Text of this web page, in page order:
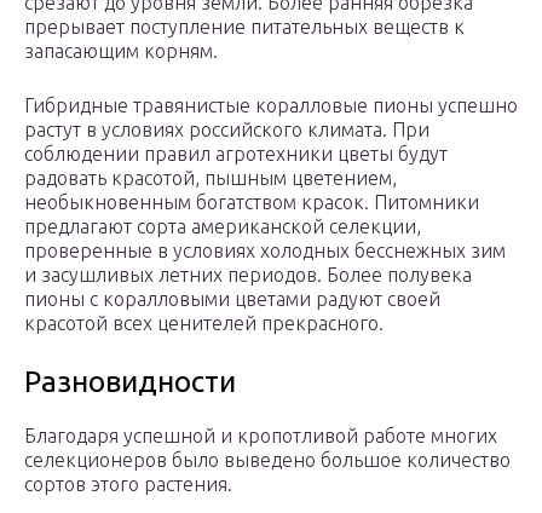
прерывает поступление питательных веществ к
запасающим корням.
Гибридные травянистые коралловые пионы успешно
растут в условиях российского климата. При
соблюдении правил агротехники цветы будут
радовать красотой, пышным цветением,
необыкновенным богатством красок. Питомники
предлагают сорта американской селекции,
проверенные в условиях холодных бесснежных зим
и засушливых летних периодов. Более полувека
пионы с коралловыми цветами радуют своей
красотой всех ценителей прекрасного.
Разновидности
Благодаря успешной и кропотливой работе многих
селекционеров было выведено большое количество
сортов этого растения.